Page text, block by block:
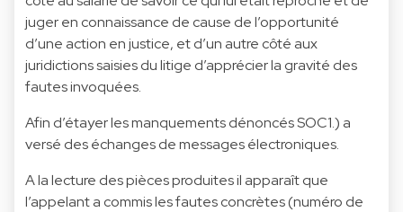
juger en connaissance de cause de l’opportunité
d’une action en justice, et d’un autre côté aux
juridictions saisies du litige d’apprécier la gravité des
fautes invoquées.
Afin d’étayer les manquements dénoncés SOC1.) a
versé des échanges de messages électroniques.
A la lecture des pièces produites il apparaît que
l’appelant a commis les fautes concrètes (numéro de